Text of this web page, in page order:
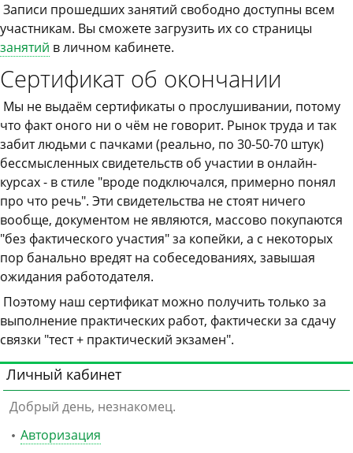
Записи прошедших занятий свободно доступны всем
участникам. Вы сможете загрузить их со страницы
занятий в личном кабинете.
Сертификат об окончании
Мы не выдаём сертификаты о прослушивании, потому
что факт оного ни о чём не говорит. Рынок труда и так
забит людьми с пачками (реально, по 30-50-70 штук)
бессмысленных свидетельств об участии в онлайн-
курсах - в стиле "вроде подключался, примерно понял
про что речь". Эти свидетельства не стоят ничего
вообще, документом не являются, массово покупаются
"без фактического участия" за копейки, а с некоторых
пор банально вредят на собеседованиях, завышая
ожидания работодателя.
Поэтому наш сертификат можно получить только за
выполнение практических работ, фактически за сдачу
связки "тест + практический экзамен".
Личный кабинет
Добрый день, незнакомец.
Авторизация